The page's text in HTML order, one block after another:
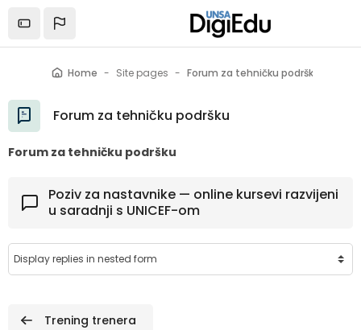
Home Site pages Forum za tehničku podršku
Forum za tehničku podršku
Forum za tehničku podršku
Poziv za nastavnike — online kursevi razvijeni
u saradnji s UNICEF-om
Trening trenera